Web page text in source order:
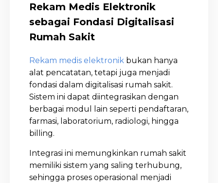
Rekam Medis Elektronik
sebagai Fondasi Digitalisasi
Rumah Sakit
Rekam medis elektronik bukan hanya
alat pencatatan, tetapi juga menjadi
fondasi dalam digitalisasi rumah sakit.
Sistem ini dapat diintegrasikan dengan
berbagai modul lain seperti pendaftaran,
farmasi, laboratorium, radiologi, hingga
billing.
Integrasi ini memungkinkan rumah sakit
memiliki sistem yang saling terhubung,
sehingga proses operasional menjadi